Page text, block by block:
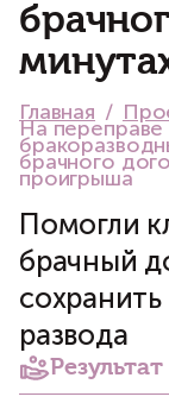
Главная
На
брачного
проигрыша
Помогли
брачный
развода
Результат